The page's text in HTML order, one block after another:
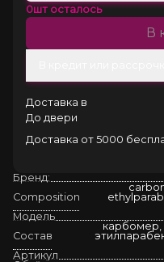
0шт осталось
В
Доставка в
До двери
Доставка от 5000
Бренд:
Composition
Модель
Состав
карбомер,
Артикул